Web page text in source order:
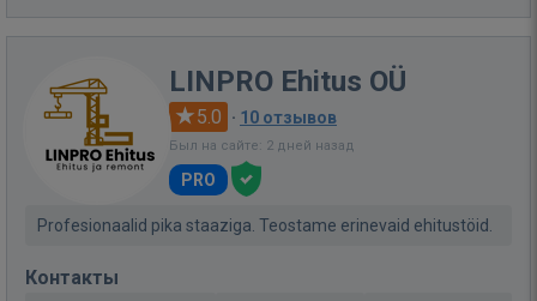
LINPRO Ehitus OÜ
5.0 · 10 отзывов
Был на сайте: 2 дней назад
PRO
Profesionaalid pika staaziga. Teostame erinevaid ehitustöid.
Контакты